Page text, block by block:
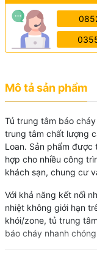
Mô tả sản phẩm
Tủ trung tâm báo cháy
trung tâm chất lượng
Loan. Sản phẩm
hợp cho nhiều công
khách sạn, chung cư
Với khả năng kết nối
nhiệt không giới hạn
khói/zone, tủ trung
báo cháy nhanh